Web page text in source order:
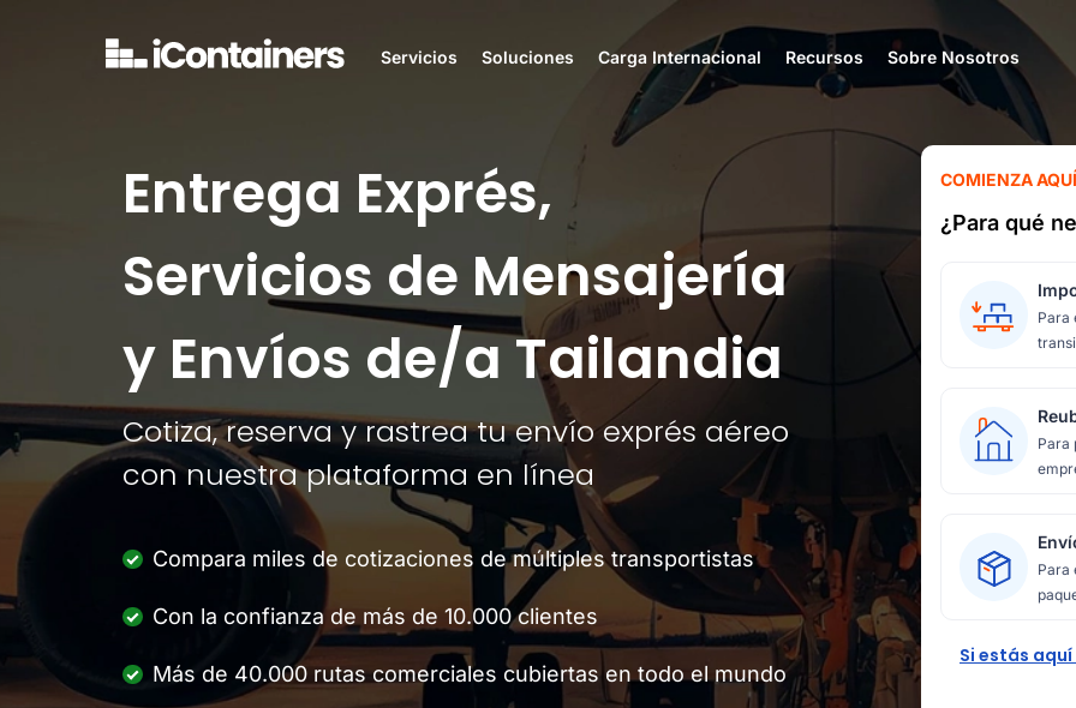
Servicios Soluciones Carga Internacional Recursos Sobre Nosotros
Entrega Exprés,
Servicios de Mensajería
y Envíos de/a Tailandia
Cotiza, reserva y rastrea tu envío exprés aéreo
con nuestra plataforma en línea
Compara miles de cotizaciones de múltiples transportistas
Con la confianza de más de 10.000 clientes
Más de 40.000 rutas comerciales cubiertas en todo el mundo
COMIENZA AQUÍ
¿Para qué
Para
Para
Para
Si estás